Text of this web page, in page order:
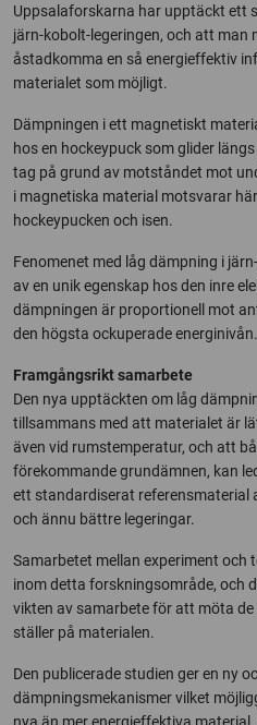
Uppsalaforskarna har upptäckt ett
järn-kobolt-legeringen, och att man
åstadkomma en så energieffektiv
materialet som möjligt.
Dämpningen i ett magnetiskt
hos en hockeypuck som glider
tag på grund av motståndet mot
i magnetiska material motsvarar
hockeypucken och isen.
Fenomenet med låg dämpning i
av en unik egenskap hos den inre
dämpningen är proportionell mot
den högsta ockuperade energinivån.
Framgångsrikt samarbete
Den nya upptäckten om låg
tillsammans med att materialet är
även vid rumstemperatur, och att
förekommande grundämnen, kan
ett standardiserat referensmaterial
och ännu bättre legeringar.
Samarbetet mellan experiment och
inom detta forskningsområde, och
vikten av samarbete för att möta
ställer på materialen.
Den publicerade studien ger en ny
dämpningsmekanismer vilket